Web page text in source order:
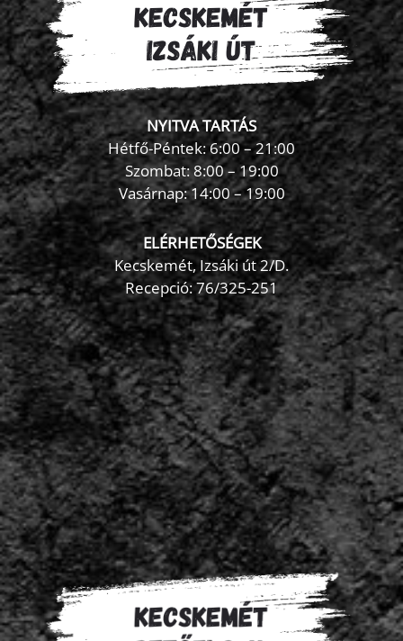
Blog
Wellness
Rólunk
Kapcsolat
Karrier
NYITVA TARTÁS
Hétfő-Péntek: 6:00 – 21:00
Szombat: 8:00 – 19:00
Vasárnap: 14:00 – 19:00
ELÉRHETŐSÉGEK
Kecskemét, Izsáki út 2/D.
Recepció:76/325-251